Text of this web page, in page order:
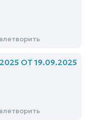
ОТ 19.09.2025